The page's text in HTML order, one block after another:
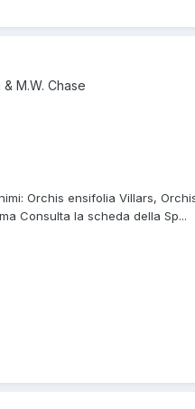
M.W. Chase
Orchis ensifolia Villars,
Consulta la scheda della Sp...